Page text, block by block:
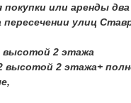
или аренды
пересечении улиц
2 этажа
2 этажа+